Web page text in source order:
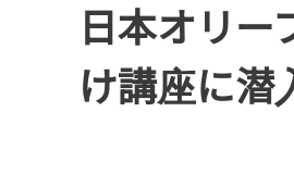
日本オリー
け講座に潜